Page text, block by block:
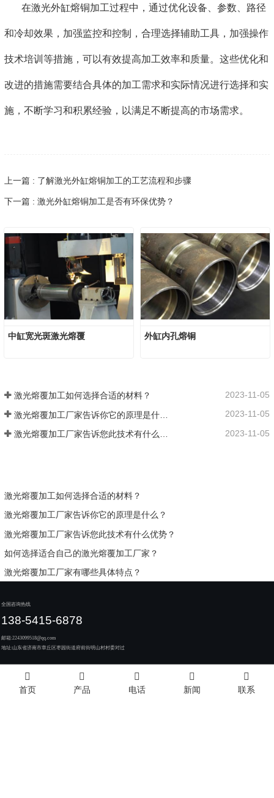
在激光外缸熔铜加工过程中，通过优化设备、参数、路径
和冷却效果，加强监控和控制，合理选择辅助工具，加强操作
技术培训等措施，可以有效提高加工效率和质量。这些优化和
改进的措施需要结合具体的加工需求和实际情况进行选择和实
施，不断学习和积累经验，以满足不断提高的市场需求。
上一篇 : 了解激光外缸熔铜加工的工艺流程和步骤
下一篇 : 激光外缸熔铜加工是否有环保优势？
中缸宽光斑激光熔覆 外缸内孔熔铜
激光熔覆加工如何选择合适的材料？ 2023-11-05
2023-11-05
2023-11-05
激光熔覆加工如何选择合适的材料？
激光熔覆加工厂家告诉你它的原理是什么？
激光熔覆加工厂家告诉您此技术有什么优势？
如何选择适合自己的激光熔覆加工厂家？
激光熔覆加工厂家有哪些具体特点？
全国咨询热线
138-5415-6878
邮箱:2243099518@qq.com
地址:山东省济南市章丘区枣园街道府前街明山村村委对过
友情链接
首页 产品 电话 新闻 联系